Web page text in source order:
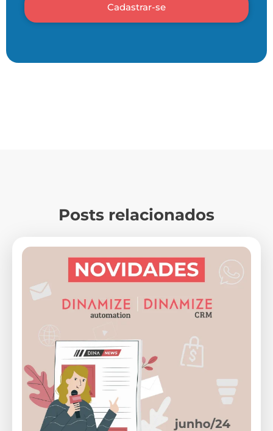
Cadastrar-se
Posts relacionados